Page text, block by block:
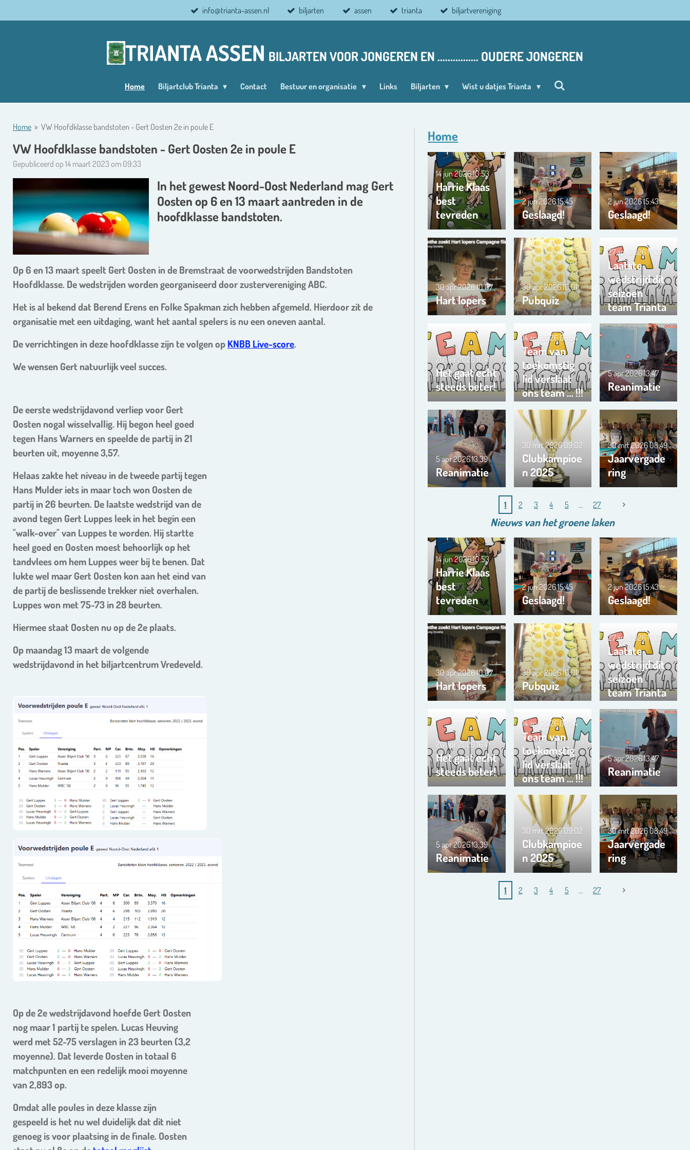
direct
info@trianta-assen.nl biljarten assen trianta biljartvereniging
TRIANTA ASSEN BILJARTEN VOOR JONGEREN EN ................ OUDERE JONGEREN
Home Biljartclub Trianta Contact Bestuur en organisatie Links Biljarten Wist u datjes Trianta
Home » VW Hoofdklasse bandstoten - Gert Oosten 2e in poule E
VW Hoofdklasse bandstoten - Gert Oosten 2e in poule E
Gepubliceerd op 14 maart 2023 om 09:33
In het gewest Noord-Oost Nederland mag Gert
Oosten op 6 en 13 maart aantreden in de
hoofdklasse bandstoten.
Op 6 en 13 maart speelt Gert Oosten in de Bremstraat de voorwedstrijden Bandstoten
Hoofdklasse. De wedstrijden worden georganiseerd door zustervereniging ABC.
Het is al bekend dat Berend Erens en Folke Spakman zich hebben afgemeld. Hierdoor zit de
organisatie met een uitdaging, want het aantal spelers is nu een oneven aantal.
De verrichtingen in deze hoofdklasse zijn te volgen op KNBB Live-score.
We wensen Gert natuurlijk veel succes.
De eerste wedstrijdavond verliep voor Gert
Oosten nogal wisselvallig. Hij begon heel goed
tegen Hans Warners en speelde de partij in 21
beurten uit, moyenne 3,57.
Helaas zakte het niveau in de tweede partij tegen
Hans Mulder iets in maar toch won Oosten de
partij in 26 beurten. De laatste wedstrijd van de
avond tegen Gert Luppes leek in het begin een
"walk-over" van Luppes te worden. Hij startte
heel goed en Oosten moest behoorlijk op het
tandvlees om hem Luppes weer bij te benen. Dat
lukte wel maar Gert Oosten kon aan het eind van
de partij de beslissende trekker niet overhalen.
Luppes won met 75-73 in 28 beurten.
Hiermee staat Oosten nu op de 2e plaats.
Op maandag 13 maart de volgende
wedstrijdavond in het biljartcentrum Vredeveld.
Op de 2e wedstrijdavond hoefde Gert Oosten
nog maar 1 partij te spelen. Lucas Heuving
werd met 52-75 verslagen in 23 beurten (3,2
moyenne). Dat leverde Oosten in totaal 6
matchpunten en een redelijk mooi moyenne
van 2,893 op.
Omdat alle poules in deze klasse zijn
gespeeld is het nu wel duidelijk dat dit niet
genoeg is voor plaatsing in de finale. Oosten
Home
Harrie Klaas
best
tevreden
14 jun 202610:53
Geslaagd!
2 jun 202615:45
Geslaagd!
2 jun 202615:43
Hart lopers
30 apr 202610:07
Pubquiz
30 apr 202610:01
Laatste
wedstrijd dit
seizoen
team Trianta
01
27 apr 202617:07
Het gaat echt
steeds beter!
20 apr 202616:41
Team van
toekomstig
lid verslaat
ons team … !!!
14 apr 2026 09:54
Reanimatie
5 apr 202613:47
Reanimatie
5 apr 202613:39
Clubkampioe
n 2025
30 mrt 2026 09:02
Jaarvergade
ring
30 mrt 202608:49
1 2 3 4 5 27
Nieuws van hetgroenelaken
Harrie Klaas
best
tevreden
14 jun 202610:53
Geslaagd!
2 jun 202615:45
Geslaagd!
2 jun 202615:43
Hart lopers
30 apr 202610:07
Pubquiz
30 apr 202610:01
Laatste
wedstrijd dit
seizoen
team Trianta
01
27 apr 202617:07
Het gaat echt
steeds beter!
20 apr 202616:41
Team van
toekomstig
lid verslaat
ons team … !!!
14 apr 2026 09:54
Reanimatie
5 apr 202613:47
Reanimatie
5 apr 202613:39
Clubkampioe
n 2025
30 mrt 2026 09:02
Jaarvergade
ring
30 mrt 202608:49
1 2 3 4 5 27